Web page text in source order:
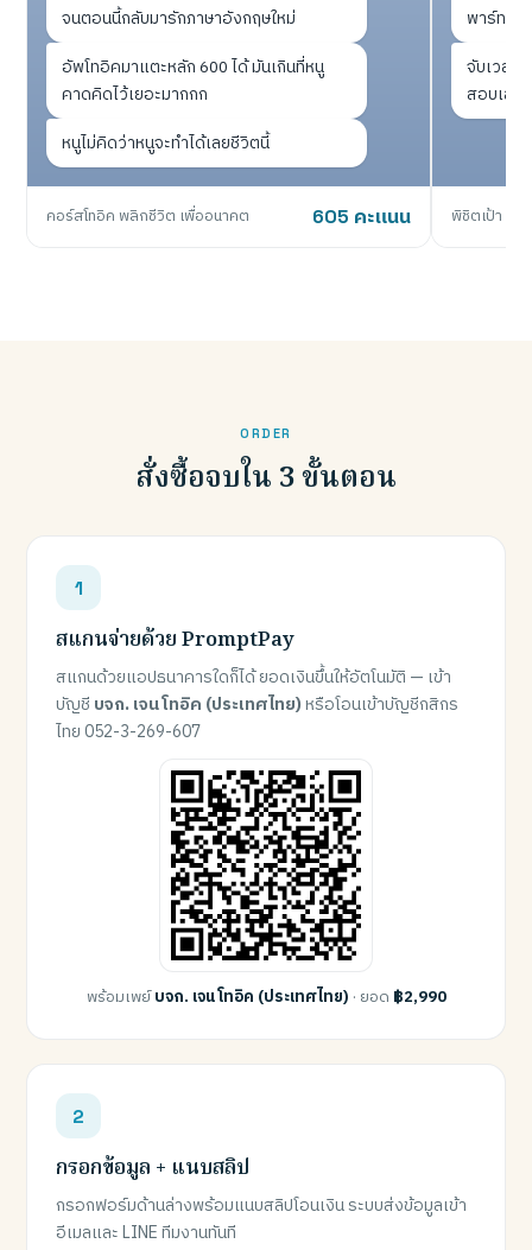
จนตอนนี้กลับมารักภาษาอังกฤษใหม่
อัพโทอิคมาแตะหลัก 600 ได้ มันเกินที่หนู
คาดคิดไว้เยอะมากกก
หนูไม่คิดว่าหนูจะทำได้เลยชีวิตนี้
คอร์สโทอิค พลิกชีวิต เพื่ออนาคต 605 คะแนน
พาร์ท ค
จับเวลา
สอบเลย
พิชิตเป้า
ORDER
สั่งซื้อจบใน 3 ขั้นตอน
สแกนจ่ายด้วย PromptPay
สแกนด้วยแอปธนาคารใดก็ได้ ยอดเงินขึ้นให้อัตโนมัติ — เข้า
บัญชี บจก. เจน โทอิค (ประเทศไทย)หรือโอนเข้าบัญชีกสิกร
ไทย 052-3-269-607
พร้อมเพย์บจก. เจน โทอิค (ประเทศไทย) · ยอด ฿2,990
กรอกข้อมูล + แนบสลิป
กรอกฟอร์มด้านล่างพร้อมแนบสลิปโอนเงิน ระบบส่งข้อมูลเข้า
อีเมลและ LINE ทีมงานทันที